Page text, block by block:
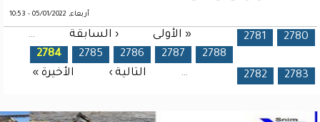
أربعاء, 05/01/2022 - 10:53
الصفحات « الأولى ‹ السابقة … 2780
2781
2782 2783
2784 2785 2786 2787
2788
…
التالية › الأخيرة »